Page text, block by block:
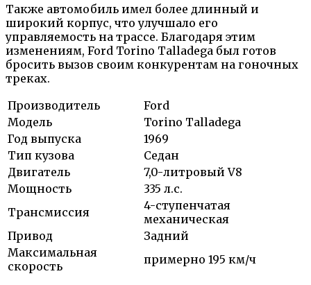
Также автомобиль имел более длинный и
широкий корпус, что улучшало его
управляемость на трассе. Благодаря этим
изменениям, Ford Torino Talladega был готов
бросить вызов своим конкурентам на гоночных
треках.
Производитель
Ford
Модель
Torino Talladega
Год выпуска
1969
Тип кузова
Седан
Двигатель
7,0-литровый V8
Мощность
335 л.с.
Трансмиссия
4-ступенчатая
механическая
Привод
Задний
Максимальная
скорость
примерно 195 км/ч